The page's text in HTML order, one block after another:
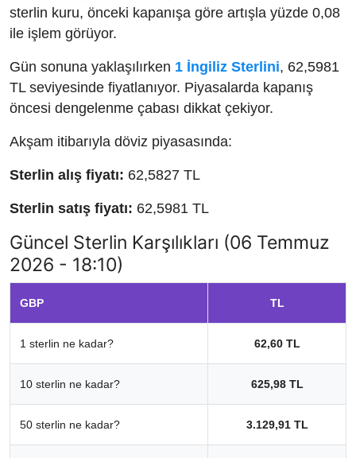
sterlin kuru, önceki kapanışa göre artışla yüzde 0,08
ile işlem görüyor.
Gün sonuna yaklaşılırken 1 İngiliz Sterlini, 62,5981
TL seviyesinde fiyatlanıyor. Piyasalarda kapanış
öncesi dengelenme çabası dikkat çekiyor.
Akşam itibarıyla döviz piyasasında:
Sterlin alış fiyatı: 62,5827 TL
Sterlin satış fiyatı: 62,5981 TL
Güncel Sterlin Karşılıkları (06 Temmuz
2026 - 18:10)
GBP TL
1 sterlin ne kadar? 62,60 TL
10 sterlin ne kadar? 625,98 TL
50 sterlin ne kadar? 3.129,91 TL